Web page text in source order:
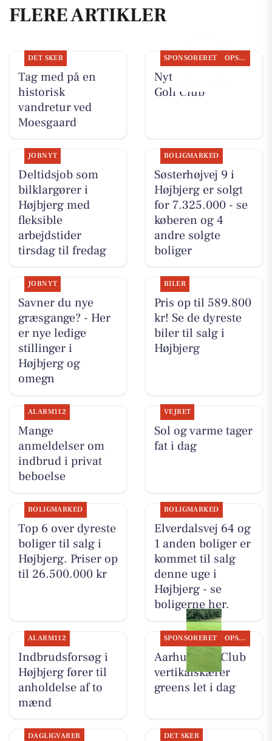
FLERE ARTIKLER
DET SKER
Tag med på en
historisk
vandretur ved
Moesgaard
SPONSORERET OPSLAGSTAVLEN
Nyt fra Aarhus
Golf Club
JOBNYT
Deltidsjob som
bilklargører i
Højbjerg med
fleksible
arbejdstider
tirsdag til fredag
BOLIGMARKED
Søsterhøjvej 9 i
Højbjerg er solgt
for 7.325.000 - se
køberen og 4
andre solgte
boliger
JOBNYT
Savner du nye
græsgange? - Her
er nye ledige
stillinger i
Højbjerg og
omegn
BILER
Pris op til 589.800
kr! Se de dyreste
biler til salg i
Højbjerg
ALARM112
Mange
anmeldelser om
indbrud i privat
beboelse
VEJRET
Sol og varme tager
fat i dag
BOLIGMARKED
Top 6 over dyreste
boliger til salg i
Højbjerg. Priser op
til 26.500.000 kr
BOLIGMARKED
Elverdalsvej 64 og
1 anden boliger er
kommet til salg
denne uge i
Højbjerg - se
boligerne her.
ALARM112
Indbrudsforsøg i
Højbjerg fører til
anholdelse af to
mænd
SPONSORERET OPSLAGSTAVLEN
Aarhus Golf Club
vertikalskærer
greens let i dag
DAGLIGVARER DET SKER